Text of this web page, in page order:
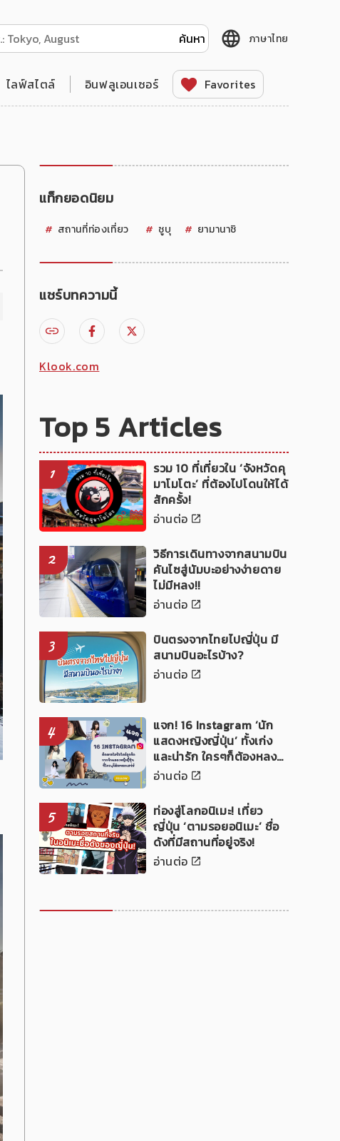
ภาษาไทย
ไลฟ์สไตล์ อินฟลูเอนเซอร์ Favorites
แท็กยอดนิยม
สถานที่ท่องเที่ยว ชูบุ ยามานาชิ
แชร์บทความนี้
Klook.com
Top 5 Articles
1
รวม 10 ที่เที่ยวใน ‘จังหวัดคุ
มาโมโตะ’ ที่ต้องไปโดนให้ได้
สักครั้ง!
อ่านต่อ
2
วิธีการเดินทางจากสนามบิน
คันไซสู่นัมบะอย่างง่ายดาย
ไม่มีหลง!!
อ่านต่อ
3
บินตรงจากไทยไปญี่ปุ่น มี
สนามบินอะไรบ้าง?
อ่านต่อ
4
แจก! 16 Instagram ‘นัก
แสดงหญิงญี่ปุ่น’ ทั้งเก่ง
และน่ารัก ใครๆก็ต้องหลง
เสน่ห์!
อ่านต่อ
5
ท่องสู่โลกอนิเมะ! เที่ยว
ญี่ปุ่น ‘ตามรอยอนิเมะ’ ชื่อ
ดังที่มีสถานที่อยู่จริง!
อ่านต่อ